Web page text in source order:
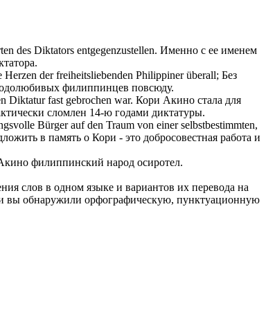
des Diktators entgegenzustellen. Именно с ее именем
der freiheitsliebenden Philippinerüberall; Без
филиппинцев повсюду.
Diktatur fast gebrochen war. Кори Акино стала для
сломлен 14-ю годами диктатуры.
Bürger auf den Traum von einer selbstbestimmten,
в память о Кори - это добросовестная работа и
филиппинский народ осиротел.
слов в одном языке и вариантов их перевода на
вы обнаружили орфографическую, пунктуационную